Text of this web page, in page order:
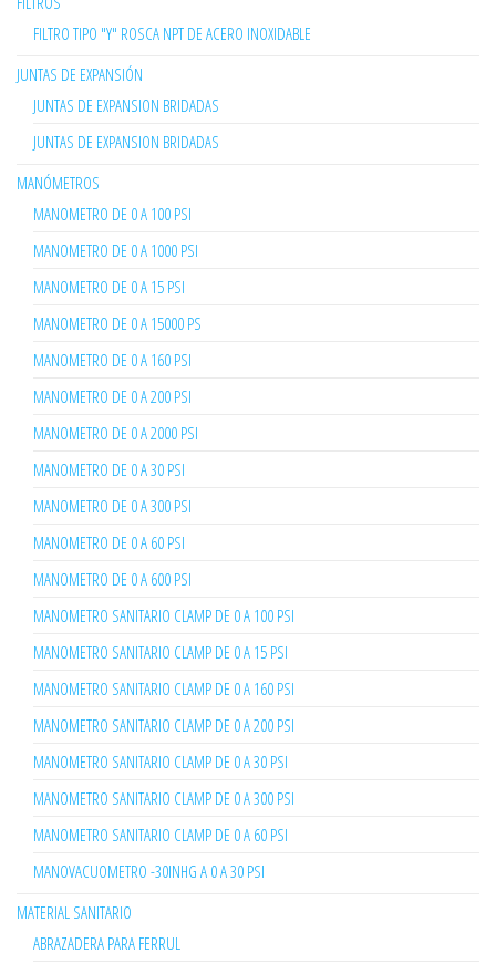
FILTRO TIPO "Y" ROSCA NPT DE ACERO INOXIDABLE
JUNTAS DE EXPANSIÓN
JUNTAS DE EXPANSION BRIDADAS
JUNTAS DE EXPANSION BRIDADAS
MANÓMETROS
MANOMETRO DE 0 A 100 PSI
MANOMETRO DE 0 A 1000 PSI
MANOMETRO DE 0 A 15 PSI
MANOMETRO DE 0 A 15000 PS
MANOMETRO DE 0 A 160 PSI
MANOMETRO DE 0 A 200 PSI
MANOMETRO DE 0 A 2000 PSI
MANOMETRO DE 0 A 30 PSI
MANOMETRO DE 0 A 300 PSI
MANOMETRO DE 0 A 60 PSI
MANOMETRO DE 0 A 600 PSI
MANOMETRO SANITARIO CLAMP DE 0 A 100 PSI
MANOMETRO SANITARIO CLAMP DE 0 A 15 PSI
MANOMETRO SANITARIO CLAMP DE 0 A 160 PSI
MANOMETRO SANITARIO CLAMP DE 0 A 200 PSI
MANOMETRO SANITARIO CLAMP DE 0 A 30 PSI
MANOMETRO SANITARIO CLAMP DE 0 A 300 PSI
MANOMETRO SANITARIO CLAMP DE 0 A 60 PSI
MANOVACUOMETRO -30INHG A 0 A 30 PSI
MATERIAL SANITARIO
ABRAZADERA PARA FERRUL